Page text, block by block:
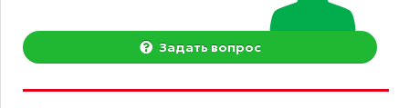
Задать вопрос